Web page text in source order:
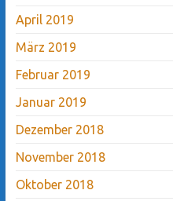
April 2019
März 2019
Februar 2019
Januar 2019
Dezember 2018
November 2018
Oktober 2018